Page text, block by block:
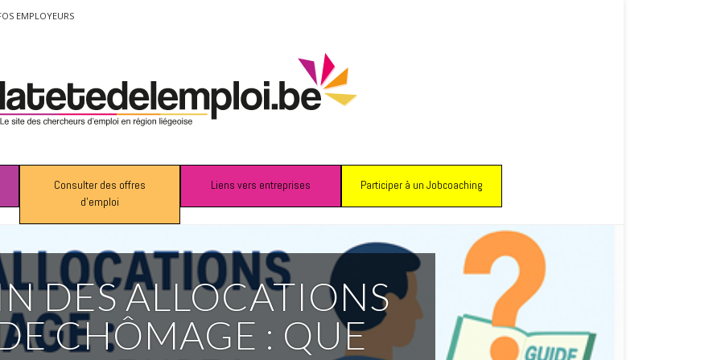
EMPLOYEURS
Consulter des offres
d’emploi
Liens vers entreprises Participer à un Jobcoaching
DES ALLOCATIONS
CHÔMAGE : QUE